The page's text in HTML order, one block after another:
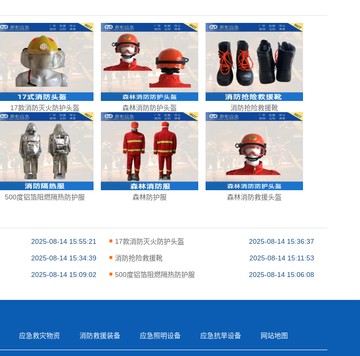
17款消防灭火防护头盔 森林消防防护头盔 消防抢险救援靴
500度铝箔阻燃隔热防护服 森林防护服 森林消防救援头盔
2025-08-14 15:55:21 17款消防灭火防护头盔 2025-08-14 15:36:37
2025-08-14 15:34:39 消防抢险救援靴 2025-08-14 15:11:53
2025-08-14 15:09:02 500度铝箔阻燃隔热防护服 2025-08-14 15:06:08
应急救灾物资 消防救援装备 应急照明设备 应急抗旱设备 网站地图